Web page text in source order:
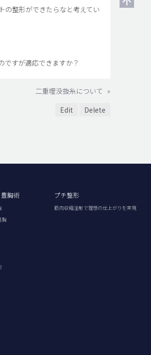
の整形ができたらなと考えてい
ですが適応できますか？
二重埋没抜糸について »
Edit Delete
胸術
胸
プチ整形
筋肉収縮注射で理想の仕上がりを実現